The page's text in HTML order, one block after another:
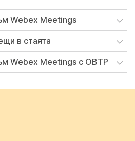
Webex Meetings
в стаята
Webex Meetings с OBTP